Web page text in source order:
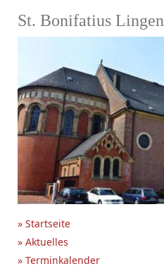
St. Bonifatius Lingen
» Startseite
» Aktuelles
» Terminkalender